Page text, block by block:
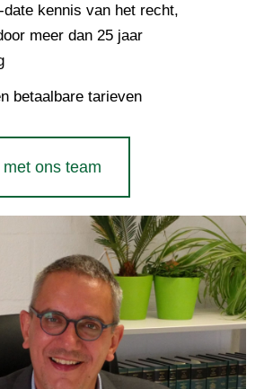
date kennis van het recht,
meer dan 25 jaar
betaalbare tarieven
ons team